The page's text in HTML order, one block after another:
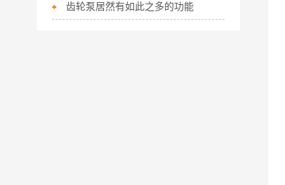
齿轮泵居然有如此之多的功能